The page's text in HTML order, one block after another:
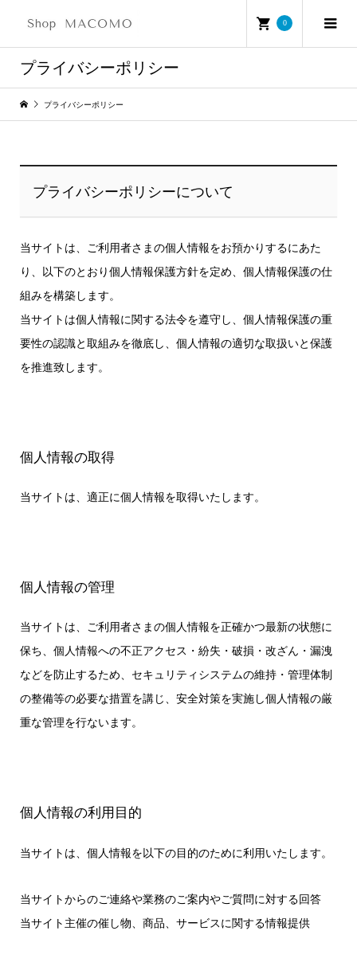
0
プライバシーポリシー
プライバシーポリシー
プライバシーポリシーについて
当サイトは、ご利用者さまの個人情報をお預かりするにあた
り、以下のとおり個人情報保護方針を定め、個人情報保護の仕
組みを構築します。
当サイトは個人情報に関する法令を遵守し、個人情報保護の重
要性の認識と取組みを徹底し、個人情報の適切な取扱いと保護
を推進致します。
個人情報の取得
当サイトは、適正に個人情報を取得いたします。
個人情報の管理
当サイトは、ご利用者さまの個人情報を正確かつ最新の状態に
保ち、個人情報への不正アクセス・紛失・破損・改ざん・漏洩
などを防止するため、セキュリティシステムの維持・管理体制
の整備等の必要な措置を講じ、安全対策を実施し個人情報の厳
重な管理を行ないます。
個人情報の利用目的
当サイトは、個人情報を以下の目的のために利用いたします。
当サイトからのご連絡や業務のご案内やご質問に対する回答
当サイト主催の催し物、商品、サービスに関する情報提供